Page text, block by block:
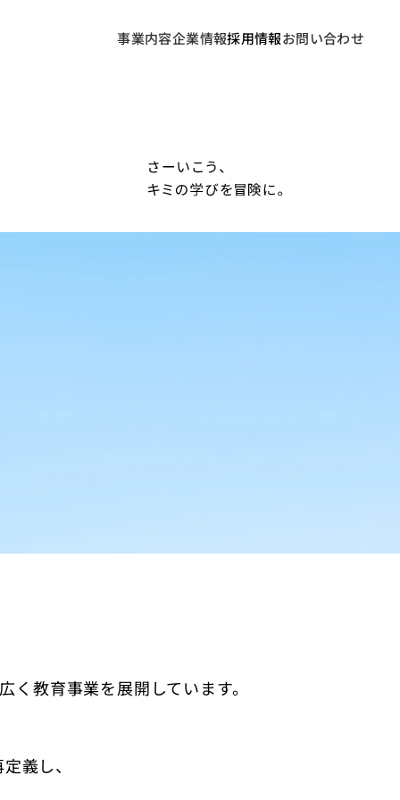
事業内容企業情報採用情報お問い合わせ
教育事業を展開しています。
義し、